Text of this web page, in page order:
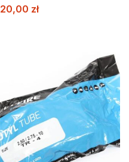
20,00 zł